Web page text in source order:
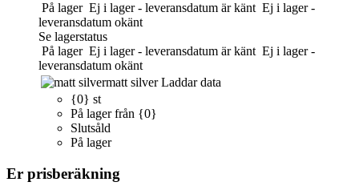
På lager Ej i lager - leveransdatum är känt Ej i lager -
leveransdatum okänt
Se lagerstatus
På lager Ej i lager - leveransdatum är känt Ej i lager -
leveransdatum okänt
matt silver Laddar data
{0} st
På lager från {0}
Slutsåld
På lager
Er prisberäkning